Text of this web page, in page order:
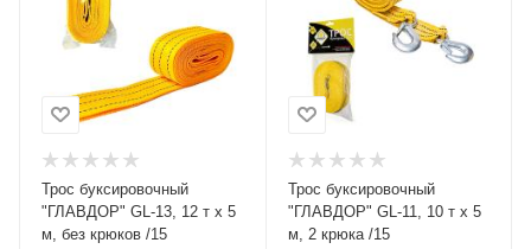
Трос буксировочный
"ГЛАВДОР" GL-13, 12 т х 5
м, без крюков /15
Трос буксировочный
"ГЛАВДОР" GL-11, 10 т х 5
м, 2 крюка /15